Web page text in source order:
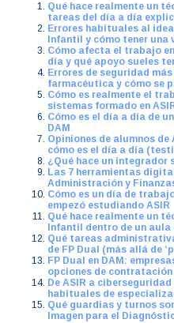
Qué hace realmente un
tareas del día a día
Errores habituales al
Infantil y cómo tener
Cómo afecta el trabajo
día y qué apoyo sueles
Errores de seguridad
farmacéutica y cómo se
Cómo es realmente el
sistemas formado en
Cómo es el día a día de
DAM
Opiniones de alumnos
cómo es el día a día
¿Qué hace un integrador
Las 7 herramientas
Administración y
Cómo es un día de
empezó estudiando ASIR
Qué hace realmente un
Infantil dentro de un aula
Qué tareas
de FP Dual (más allá de
FP Dual en DAM:
opciones de contratación
De ASIR a
habituales de
Qué guardias y turnos
Imagen para el